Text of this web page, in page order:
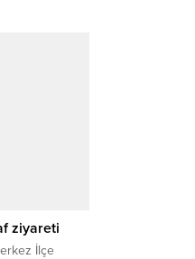
ziyareti
İlçe